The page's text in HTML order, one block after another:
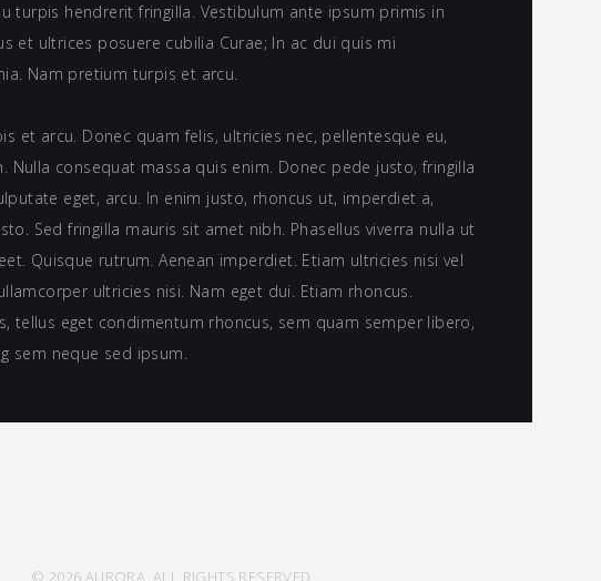
turpis hendrerit fringilla. Vestibulum ante ipsum primis in
et ultrices posuere cubilia Curae; In ac dui quis mi
Nam pretium turpis et arcu.
et arcu. Donec quam felis, ultricies nec, pellentesque eu,
Nulla consequat massa quis enim. Donec pede justo, fringilla
eget, arcu. In enim justo, rhoncus ut, imperdiet a,
Sed fringilla mauris sit amet nibh. Phasellus viverra nulla ut
Quisque rutrum. Aenean imperdiet. Etiam ultricies nisi vel
ultricies nisi. Nam eget dui. Etiam rhoncus.
tellus eget condimentum rhoncus, sem quam semper libero,
sem neque sed ipsum.
© 2026 AURORA. ALL RIGHTS RESERVED.